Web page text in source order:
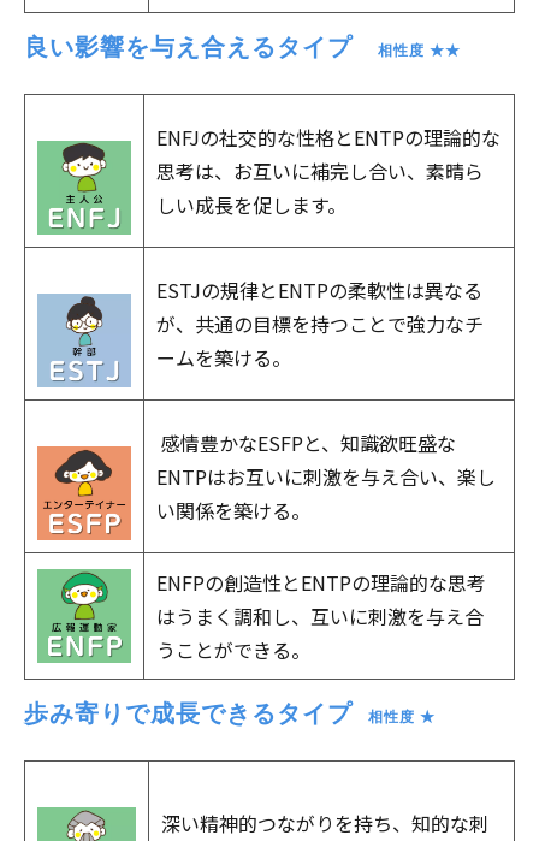
良い影響を与え合えるタイプ 相性度 ★★
ENFJの社交的な性格とENTPの理論的な
思考は、お互いに補完し合い、素晴ら
しい成長を促します。
ESTJの規律とENTPの柔軟性は異なる
が、共通の目標を持つことで強力なチ
ームを築ける。
感情豊かなESFPと、知識欲旺盛な
ENTPはお互いに刺激を与え合い、楽し
い関係を築ける。
ENFPの創造性とENTPの理論的な思考
はうまく調和し、互いに刺激を与え合
うことができる。
歩み寄りで成長できるタイプ 相性度 ★
深い精神的つながりを持ち、知的な刺